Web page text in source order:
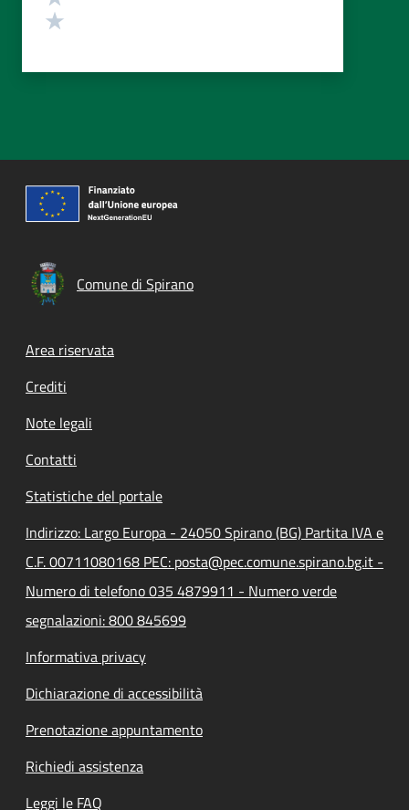
Comune di Spirano
Footer menu
Area riservata
Crediti
Note legali
Contatti
Statistiche del portale
Indirizzo: Largo Europa - 24050 Spirano (BG) Partita IVA e
C.F. 00711080168 PEC: posta@pec.comune.spirano.bg.it -
Numero di telefono 035 4879911 - Numero verde
segnalazioni: 800 845699
Informativa privacy
Dichiarazione di accessibilità
Prenotazione appuntamento
Richiedi assistenza
Leggi le FAQ